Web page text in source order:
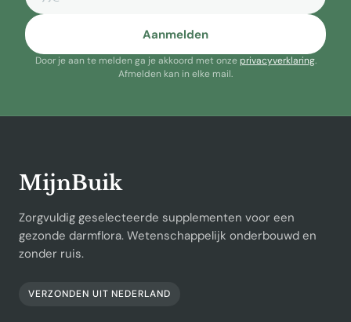
Aanmelden
Door je aan te melden ga je akkoord met onzeprivacyverklaring.
Afmelden kan in elke mail.
MijnBuik
Zorgvuldig geselecteerde supplementen voor een
gezonde darmflora. Wetenschappelijk onderbouwd en
zonder ruis.
VERZONDEN UIT NEDERLAND